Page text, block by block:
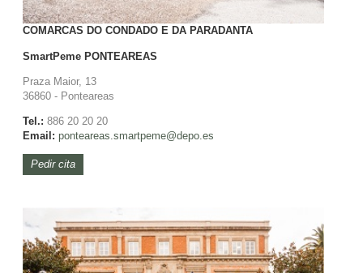
COMARCAS DO CONDADO E DA PARADANTA
SmartPemePONTEAREAS
Praza Maior, 13
36860 - Ponteareas
Tel.: 886 20 20 20
Email: ponteareas.smartpeme@depo.es
Pedir cita